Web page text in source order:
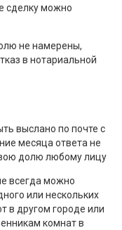
сделку можно
не намерены,
в нотариальной
выслано по почте с
месяца ответа не
долю любому лицу
всегда можно
или нескольких
в другом городе или
комнат в